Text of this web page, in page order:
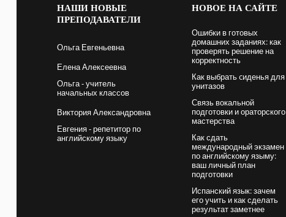
НАШИНОВЫЕ
ПРЕПОДАВАТЕЛИ
Ольга Евгеньевна
Елена Алексеевна
Ольга - учитель
начальных классов
Виктория Александровна
Евгения - репетитор по
английскому языку
НОВОЕНА САЙТЕ
Ошибки в готовых
домашних заданиях: как
проверять решение на
корректность
Как выбрать cиденья для
унитазов
Связь вокальной
подготовки и ораторского
мастерства
Как сдать
международный экзамен
по английскому языму:
ваш личный план
подготовки
Испанский язык: зачем
его учить и как сделать
результат заметнее